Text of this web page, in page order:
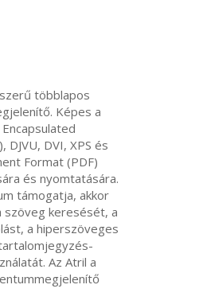
többlapos
Képes a
Encapsulated
), DJVU, DVI,XPS és
Format (PDF)
és nyomtatására.
támogatja, akkor
szöveg keresését, a
a hiperszöveges
Az Atril a